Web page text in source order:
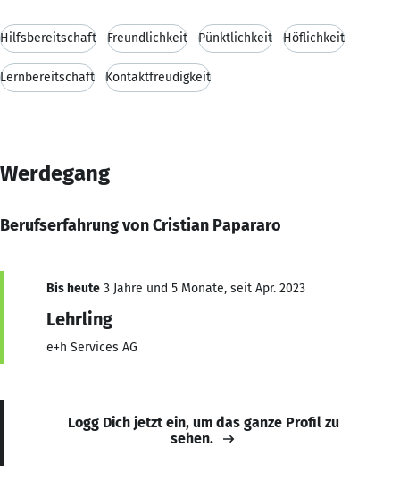
Hilfsbereitschaft Freundlichkeit Pünktlichkeit Höflichkeit
Lernbereitschaft Kontaktfreudigkeit
Werdegang
Berufserfahrung von Cristian Papararo
Bis heute 3 Jahre und 5 Monate, seit Apr. 2023
Lehrling
e+h Services AG
Logg Dich jetzt ein, um das ganze Profil zu
sehen.